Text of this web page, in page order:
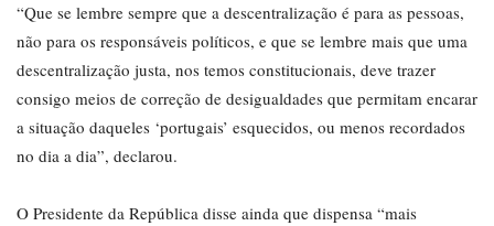
“Que se lembre sempre que a descentralização é para as pessoas,
não para os responsáveis políticos, e que se lembre mais que uma
descentralização justa, nos temos constitucionais, deve trazer
consigo meios de correção de desigualdades que permitam encarar
a situação daqueles ‘portugais’ esquecidos, ou menos recordados
no dia a dia”, declarou.
O Presidente da República disse ainda que dispensa “mais